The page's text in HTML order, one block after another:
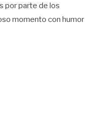
por parte de los
momento con humor